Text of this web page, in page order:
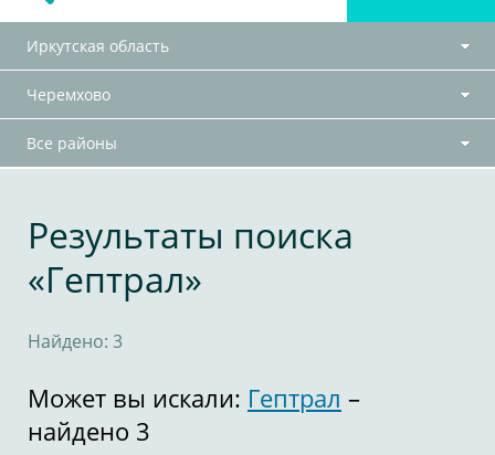
Иркутская область
Черемхово
Все районы
Результаты поиска
«Гептрал»
Найдено: 3
Может вы искали: Гептрал –
найдено 3